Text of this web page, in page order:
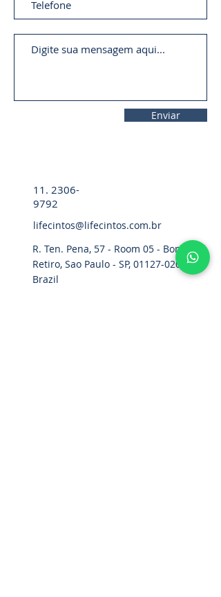
Enviar
11. 2306-
9792
lifecintos@lifecintos.com.br
R. Ten. Pena, 57 - Room 05 - Bom
Retiro, Sao Paulo - SP, 01127-020
Brazil